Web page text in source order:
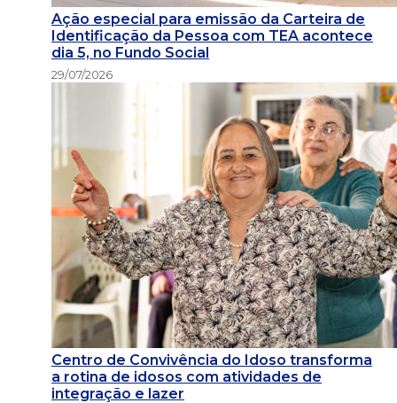
Ação especial para emissão da Carteira de
Identificação da Pessoa com TEA acontece
dia 5, no Fundo Social
29/07/2026
Centro de Convivência do Idoso transforma
a rotina de idosos com atividades de
integração e lazer